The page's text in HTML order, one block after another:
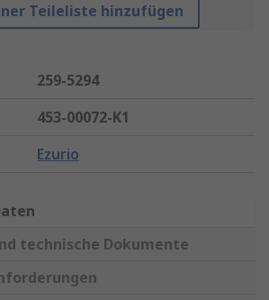
Teileliste hinzufügen
259-5294
453-00072-K1
Ezurio
technische Dokumente